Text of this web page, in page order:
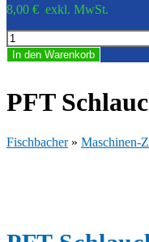
8,00 € exkl. MwSt.
PFT
Schlauchverschraubung
1/2"
Tülle
3/4
Menge
In den Warenkorb
PFT
Fischbacher» Maschinen-